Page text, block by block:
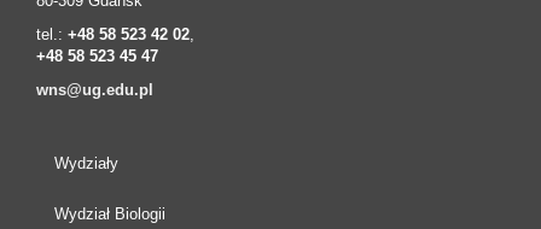
tel.: +48 58 523 42 02
+48 58 523 45 47
wns@ug.edu.pl
Wydziały
Wydział Biologii